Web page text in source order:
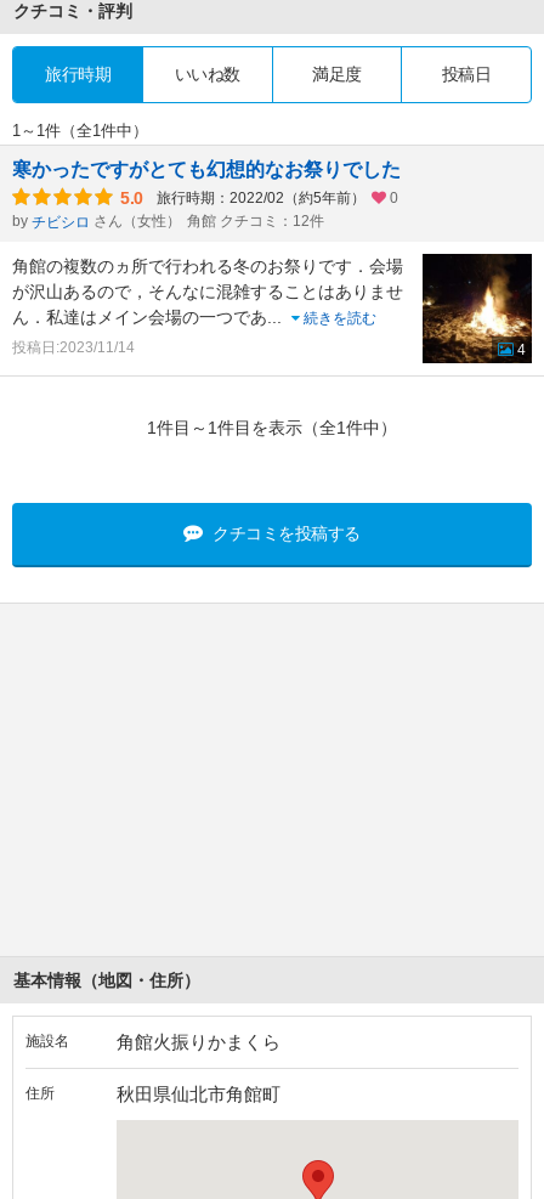
クチコミ・評判
旅行時期 いいね数 満足度 投稿日
1～1件（全1件中）
寒かったですがとても幻想的なお祭りでした
5.0 旅行時期：2022/02（約5年前）
0
by チビシロ さん（女性） 角館 クチコミ：12件
角館の複数のヵ所で行われる冬のお祭りです．会場
が沢山あるので，そんなに混雑することはありませ
ん．私達はメイン会場の一つであ...
続きを読む
投稿日:2023/11/14
4
1件目～1件目を表示（全1件中）
クチコミを投稿する
基本情報（地図・住所）
施設名 角館火振りかまくら
住所 秋田県仙北市角館町